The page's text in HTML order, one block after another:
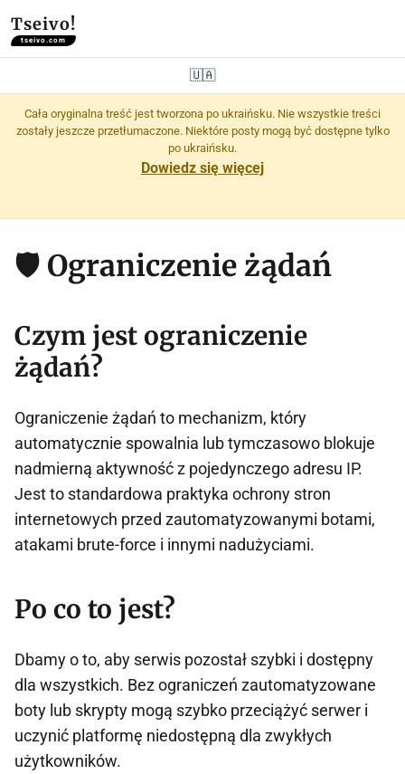
Tseivo!
tseivo.com
🇺🇦
Cała oryginalna treść jest tworzona po ukraińsku. Nie wszystkie treści
zostały jeszcze przetłumaczone. Niektóre posty mogą być dostępne tylko
po ukraińsku.
Dowiedz się więcej
🛡️ Ograniczenie żądań
Czym jest ograniczenie
żądań?
Ograniczenie żądań to mechanizm, który
automatycznie spowalnia lub tymczasowo blokuje
nadmierną aktywność z pojedynczego adresu IP.
Jest to standardowa praktyka ochrony stron
internetowych przed zautomatyzowanymi botami,
atakami brute-force i innymi nadużyciami.
Po co to jest?
Dbamy o to, aby serwis pozostał szybki i dostępny
dla wszystkich. Bez ograniczeń zautomatyzowane
boty lub skrypty mogą szybko przeciążyć serwer i
uczynić platformę niedostępną dla zwykłych
użytkowników.